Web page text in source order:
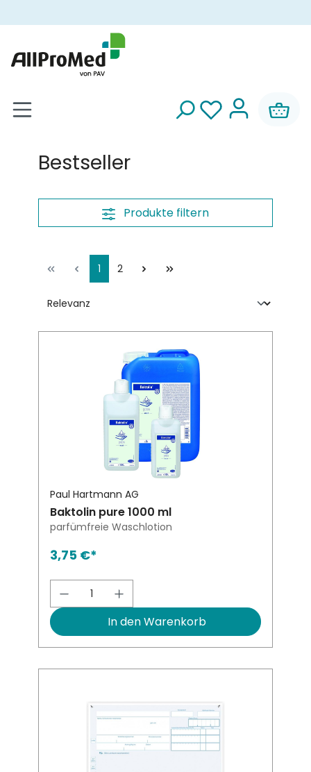
Bestseller
Produkte filtern
1 2
Paul Hartmann AG
Baktolin pure 1000 ml
parfümfreie Waschlotion
3,75 €*
Produkt Anzahl: Gib den
In den Warenkorb